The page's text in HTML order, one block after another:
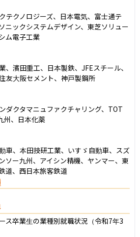
テクノロジーズ、日本電気、富士通テ
ニックシステムデザイン、東芝ソリュー
ム電子工業
、濱田重工、日本製鉄、JFEスチール、
友大阪セメント、神戸製鋼所
ダクタマニュファクチャリング、TOT
州、日本化薬
車、本田技研工業、いすゞ自動車、スズ
ソー九州、アイシン精機、ヤンマー、東
道、西日本旅客鉄道
ス卒業生の業種別就職状況（令和7年3